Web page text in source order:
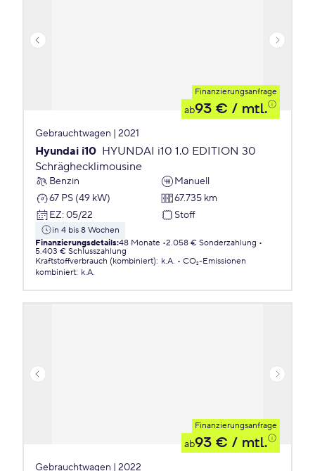
Finanzierungsanfrage
ab93 € / mtl.
Gebrauchtwagen | 2021
Hyundai i10 HYUNDAI i10 1.0 EDITION 30
Schräghecklimousine
Benzin
Manuell
67 PS (49 kW)
67.735 km
EZ: 05/22 Stoff
in 4 bis 8 Wochen
Finanzierungsdetails:48 Monate 2.058 € Sonderzahlung
5.403 € Schlusszahlung
Kraftstoffverbrauch (kombiniert): k.A.
CO₂-Emissionen
kombiniert: k.A.
Finanzierungsanfrage
ab93 € / mtl.
Gebrauchtwagen | 2022